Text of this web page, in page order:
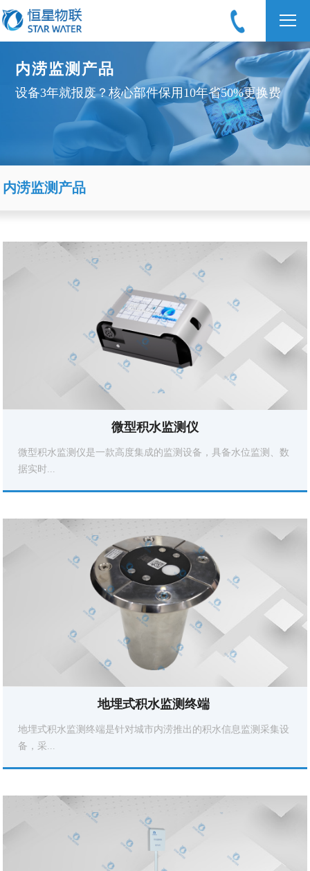
内涝监测产品
设备3年就报废？核心部件保用10年省50%更换费
内涝监测产品
微型积水监测仪
微型积水监测仪是一款高度集成的监测设备，具备水位监测、数
据实时...
地埋式积水监测终端
地埋式积水监测终端是针对城市内涝推出的积水信息监测采集设
备，采...